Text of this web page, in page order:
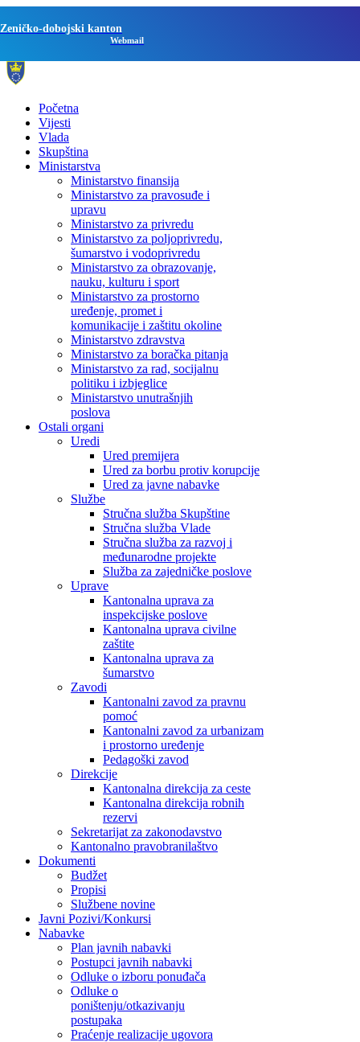
Zeničko-dobojski kanton
Webmail
Početna
Vijesti
Vlada
Skupština
Ministarstva
Ministarstvo finansija
Ministarstvo za pravosuđe i
upravu
Ministarstvo za privredu
Ministarstvo za poljoprivredu,
šumarstvo i vodoprivredu
Ministarstvo za obrazovanje,
nauku, kulturu i sport
Ministarstvo za prostorno
uređenje, promet i
komunikacije i zaštitu okoline
Ministarstvo zdravstva
Ministarstvo za boračka pitanja
Ministarstvo za rad, socijalnu
politiku i izbjeglice
Ministarstvo unutrašnjih
poslova
Ostali organi
Uredi
Ured premijera
Ured za borbu protiv korupcije
Ured za javne nabavke
Službe
Stručna služba Skupštine
Stručna služba Vlade
Stručna služba za razvoj i
međunarodne projekte
Služba za zajedničke poslove
Uprave
Kantonalna uprava za
inspekcijske poslove
Kantonalna uprava civilne
zaštite
Kantonalna uprava za
šumarstvo
Zavodi
Kantonalni zavod za pravnu
pomoć
Kantonalni zavod za urbanizam
i prostorno uređenje
Pedagoški zavod
Direkcije
Kantonalna direkcija za ceste
Kantonalna direkcija robnih
rezervi
Sekretarijat za zakonodavstvo
Kantonalno pravobranilaštvo
Dokumenti
Budžet
Propisi
Službene novine
Javni Pozivi/Konkursi
Nabavke
Plan javnih nabavki
Postupci javnih nabavki
Odluke o izboru ponuđača
Odluke o
poništenju/otkazivanju
postupaka
Praćenje realizacije ugovora